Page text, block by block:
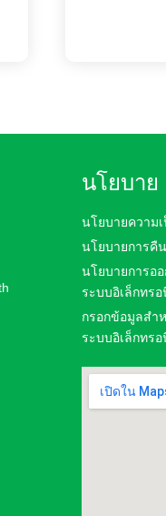
นโยบาย
นโยบายความ
นโยบายการคื
นโยบายการอ
ระบบอิเล็กทร
กรอกข้อมูลสำ
ระบบอิเล็กทร